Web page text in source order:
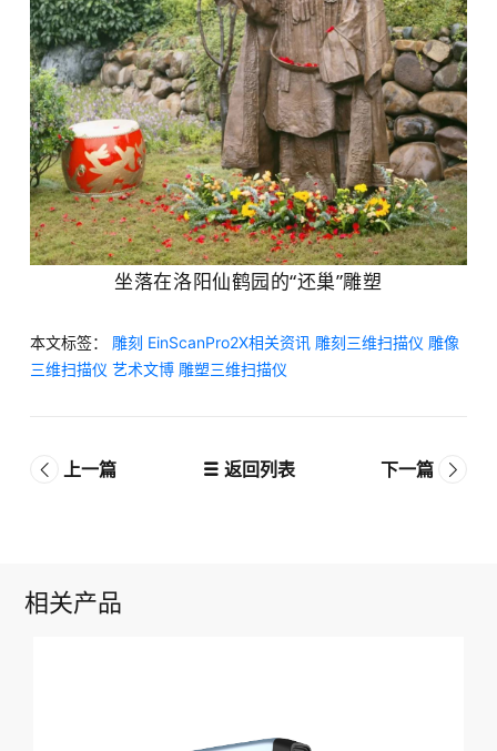
坐落在洛阳仙鹤园的“还巢”雕塑
本文标签： 雕刻 EinScanPro2X相关资讯 雕刻三维扫描仪 雕像
三维扫描仪 艺术文博 雕塑三维扫描仪
上一篇 返回列表 下一篇
相关产品